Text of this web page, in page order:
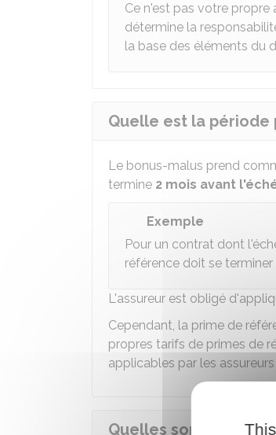
Ce n'est pas votre propre
détermine la
la base des éléments du
Quelle est la période
Le bonus-malus prend
termine 2 mois avant
Exemple
Pour un contrat dont
référence doit se
L'assureur est obligé
Cependant, la prime de
propres tarifs de primes de
applicables par les
Quelles sont les